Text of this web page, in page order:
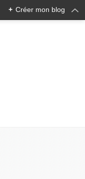
+ Créer mon blog